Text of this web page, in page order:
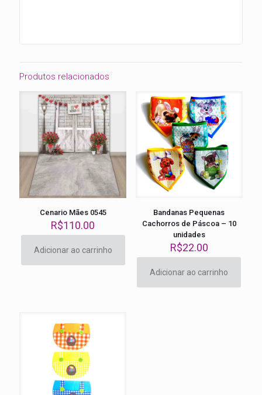
Produtos relacionados
Cenario Mães 0545
R$110.00
Adicionar ao carrinho
Bandanas Pequenas
Cachorros de Páscoa – 10
unidades
R$22.00
Adicionar ao carrinho